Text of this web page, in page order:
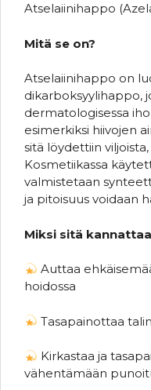
Atselaiinihappo
Mitä se on?
Atselaiinihappo on
dikarboksyylihappo,
dermatologisessa
esimerkiksi hiivojen
sitä löydettiin
Kosmetiikassa
valmistetaan
ja pitoisuus voidaan
Miksi sitä
Auttaa
hoidossa
Tasapainottaa
Kirkastaa ja
vähentämään